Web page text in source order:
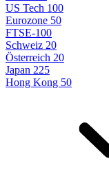
US Tech 100
Eurozone 50
FTSE-100
Schweiz 20
Österreich 20
Japan 225
Hong Kong 50